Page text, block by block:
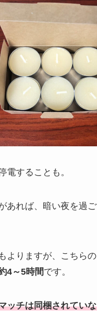
電することも。
あれば、暗い夜を過
よりますが、こちら
4～5時間です。
ッチは同梱されてい